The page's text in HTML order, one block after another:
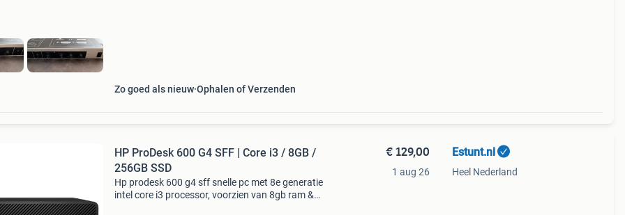
Zo goed als nieuw Ophalen of Verzenden
HP ProDesk 600 G4 SFF | Core i3 / 8GB /
256GB SSD
Hp prodesk 600 g4 sff snelle pc met 8e generatie
intel core i3 processor, voorzien van 8gb ram &
€ 129,00
1 aug 26
Estunt.nl
Heel Nederland